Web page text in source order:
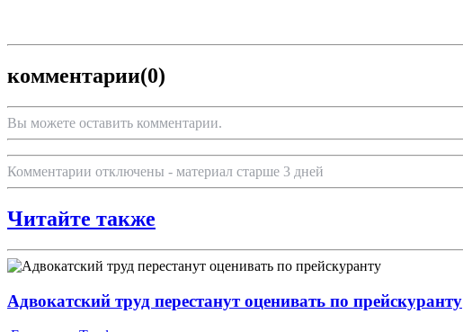
комментарии(0)
Вы можете оставить комментарии.
Комментарии отключены - материал старше 3 дней
Читайте также
Адвокатский труд перестанут оценивать по прейскуранту